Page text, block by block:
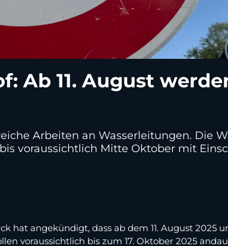
Ab 11. August
Arbeiten an Wasserleitungen. Die
voraussichtlich Mitte Oktober mit
hat angekündigt, dass ab dem 11. August 2025
voraussichtlich bis zum 17. Oktober 2025